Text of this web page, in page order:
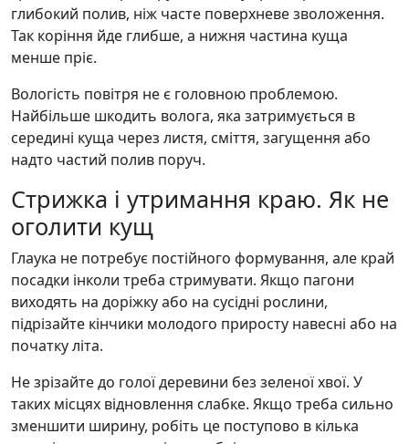
глибокий полив, ніж часте поверхневе зволоження.
Так коріння йде глибше, а нижня частина куща
менше пріє.
Вологість повітря не є головною проблемою.
Найбільше шкодить волога, яка затримується в
середині куща через листя, сміття, загущення або
надто частий полив поруч.
Стрижка і утримання краю. Як не
оголити кущ
Глаука не потребує постійного формування, але край
посадки інколи треба стримувати. Якщо пагони
виходять на доріжку або на сусідні рослини,
підрізайте кінчики молодого приросту навесні або на
початку літа.
Не зрізайте до голої деревини без зеленої хвої. У
таких місцях відновлення слабке. Якщо треба сильно
зменшити ширину, робіть це поступово в кілька